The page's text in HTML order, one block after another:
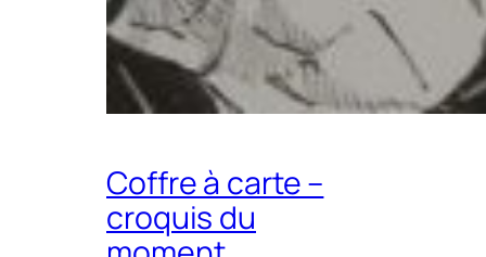
Coffre à carte –
croquis du